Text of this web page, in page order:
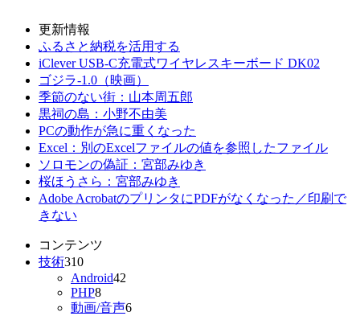
更新情報
ふるさと納税を活用する
iClever USB-C充電式ワイヤレスキーボード DK02
ゴジラ-1.0（映画）
季節のない街：山本周五郎
黒祠の島：小野不由美
PCの動作が急に重くなった
Excel：別のExcelファイルの値を参照したファイル
ソロモンの偽証：宮部みゆき
桜ほうさら：宮部みゆき
Adobe AcrobatのプリンタにPDFがなくなった／印刷で
きない
コンテンツ
技術310
Android42
PHP8
動画/音声6